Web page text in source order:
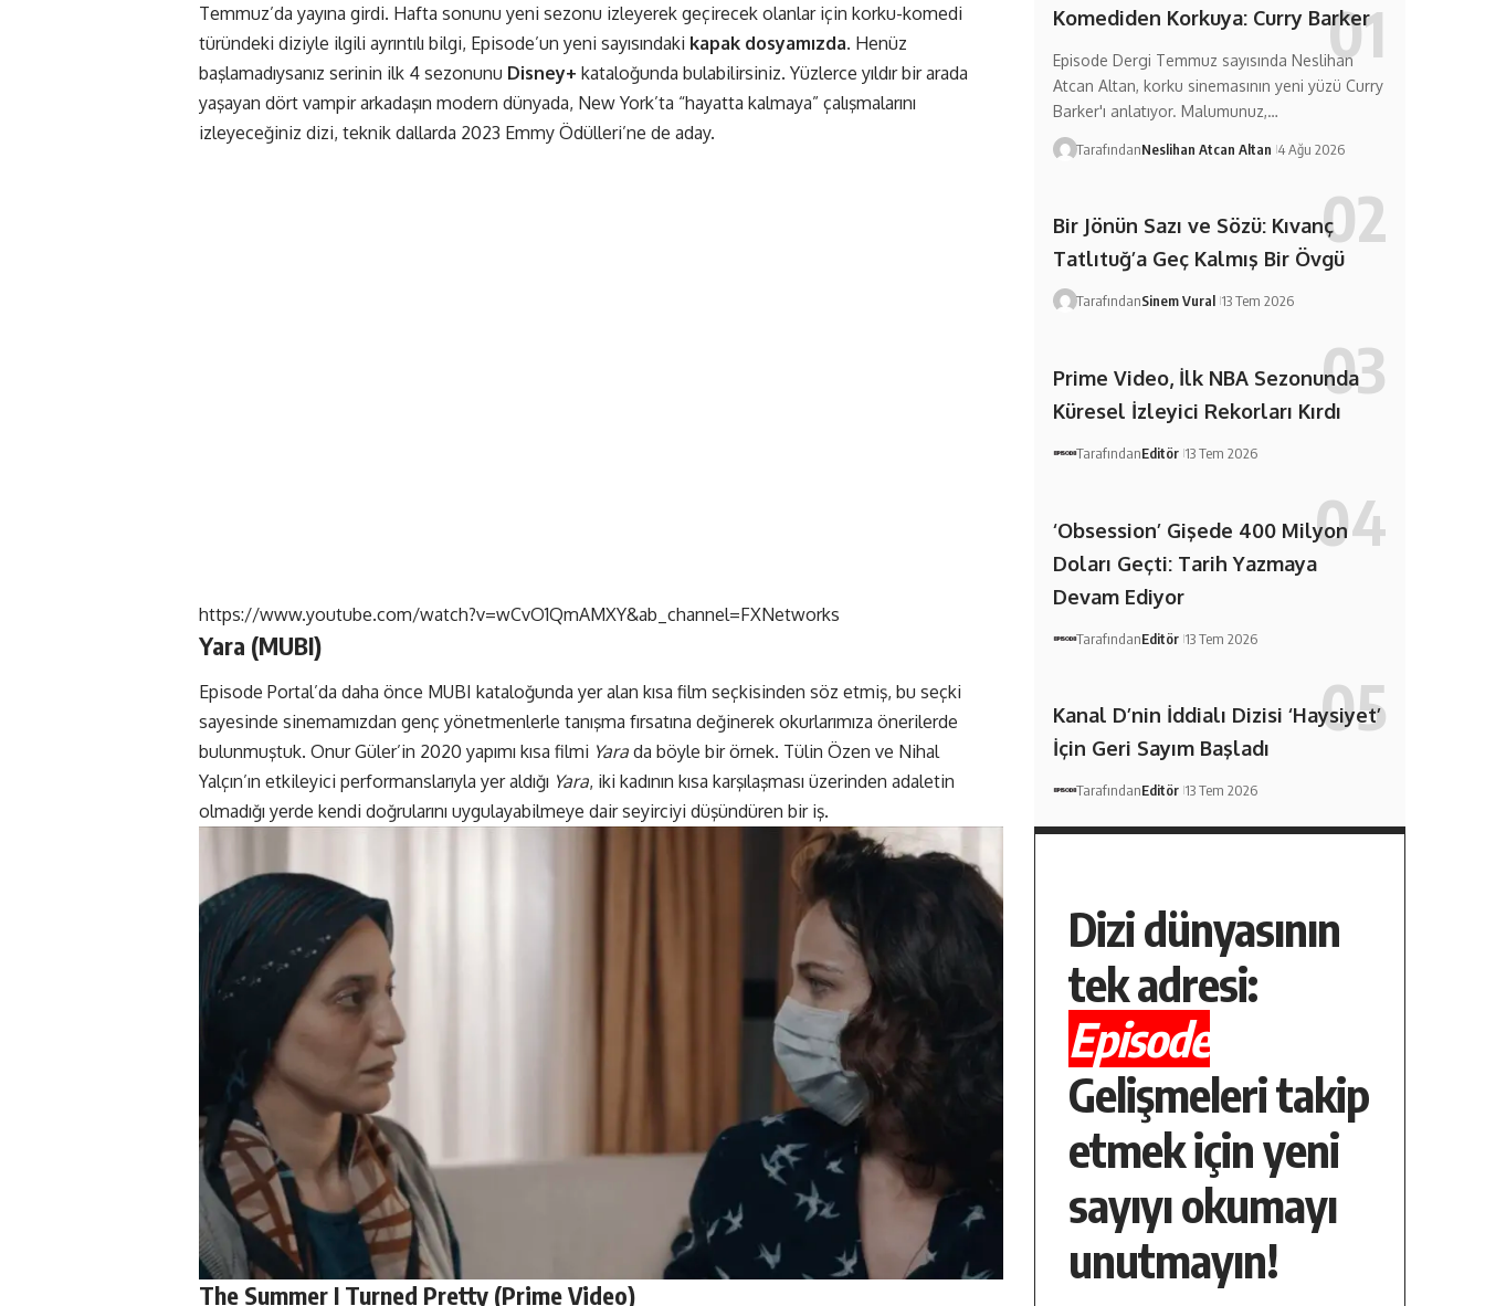
Temmuz’da yayına girdi. Hafta sonunu yeni sezonu izleyerek geçirecek olanlar için korku-komedi
türündeki diziyle ilgili ayrıntılı bilgi, Episode’un yeni sayısındaki kapak dosyamızda. Henüz
başlamadıysanız serinin ilk 4 sezonunu Disney+ kataloğunda bulabilirsiniz. Yüzlerce yıldır bir arada
yaşayan dört vampir arkadaşın modern dünyada, New York’ta “hayatta kalmaya” çalışmalarını
izleyeceğiniz dizi, teknik dallarda 2023 Emmy Ödülleri’ne de aday.
https://www.youtube.com/watch?v=wCvO1QmAMXY&ab_channel=FXNetworks
Yara (MUBI)
Episode Portal’da daha önce MUBI kataloğunda yer alan kısa film seçkisinden söz etmiş, bu seçki
sayesinde sinemamızdan genç yönetmenlerle tanışma fırsatına değinerek okurlarımıza önerilerde
bulunmuştuk. Onur Güler’in 2020 yapımı kısa filmi Yara da böyle bir örnek. Tülin Özen ve Nihal
Yalçın’ın etkileyici performanslarıyla yer aldığı Yara, iki kadının kısa karşılaşması üzerinden adaletin
olmadığı yerde kendi doğrularını uygulayabilmeye dair seyirciyi düşündüren bir iş.
The Summer I Turned Pretty (Prime Video)
Komediden Korkuya: Curry Barker
Episode Dergi Temmuz sayısında Neslihan
Atcan Altan, korku sinemasının yeni yüzü Curry
Barker'ı anlatıyor. Malumunuz,…
TarafındanNeslihan Atcan Altan 4 Ağu 2026
Bir Jönün Sazı ve Sözü: Kıvanç
Tatlıtuğ’a Geç Kalmış Bir Övgü
TarafındanSinem Vural 13 Tem 2026
Prime Video, İlk NBA Sezonunda
Küresel İzleyici Rekorları Kırdı
TarafındanEditör 13 Tem 2026
‘Obsession’ Gişede 400 Milyon
Doları Geçti: Tarih Yazmaya
Devam Ediyor
TarafındanEditör 13 Tem 2026
Kanal D’nin İddialı Dizisi ‘Haysiyet’
İçin Geri Sayım Başladı
TarafındanEditör 13 Tem 2026
Dizi dünyasının
tek adresi:
Episode
Gelişmeleri takip
etmek için yeni
sayıyı okumayı
unutmayın!